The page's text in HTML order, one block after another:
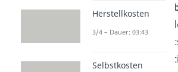
vergangener
Ziele
Kosten oder
Herstellkosten
3/4 – Dauer: 03:43
Selbstkosten